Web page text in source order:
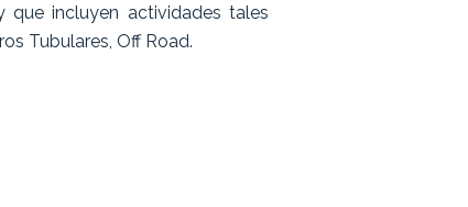
que incluyen actividades tales
Tubulares, Off Road.